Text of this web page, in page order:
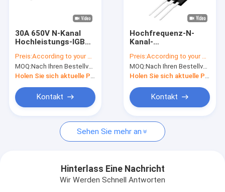
Qualitätskontrolle
Kontakt mit uns
Rechtssachen
Inverter IGBT
30A 650V N-Kanal
Hochleistungs-IGBT
Schweißmaschine
Preis:According to your order requirement
MOQ:Nach Ihren Bestellvorgaben
Holen Sie sich aktuelle Preis
Kontakt
Hochfrequenz-N-
Kanal-
Leistung IGBT 40A
650V für PFC
Preis:According to your order requirement
MOQ:Nach Ihren Bestellvorgaben
Holen Sie sich aktuelle Preis
Kontakt
Sehen Sie mehr an
Hinterlass Eine Nachricht
Wir Werden Schnell Antworten